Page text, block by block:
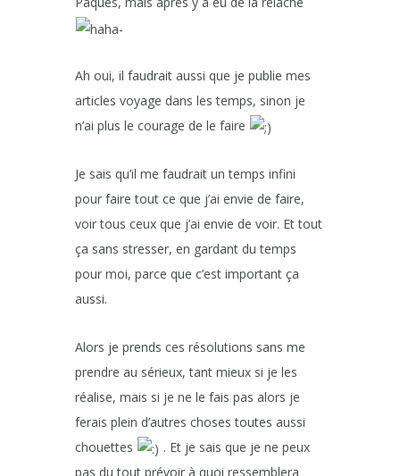
Ah oui, il faudrait aussi que je publie mes
articles voyage dans les temps, sinon je
n’ai plus le courage de le faire
Je sais qu’il me faudrait un temps infini
pour faire tout ce que j’ai envie de faire,
voir tous ceux que j’ai envie de voir. Et tout
ça sans stresser, en gardant du temps
pour moi, parce que c’est important ça
aussi.
Alors je prends ces résolutions sans me
prendre au sérieux, tant mieux si je les
réalise, mais si je ne le fais pas alors je
ferais plein d’autres choses toutes aussi
chouettes
. Et je sais que je ne peux
pas du tout prévoir à quoi ressemblera